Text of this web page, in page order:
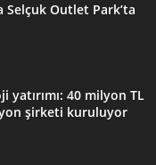
Selçuk Outlet Park’ta
yatırımı: 40 milyon TL
şirketi kuruluyor